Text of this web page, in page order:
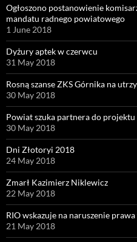
Ogłoszono postanowienie
mandatu radnego powiatowego
1 June 2018
Dyżury aptek w czerwcu
31 May 2018
Rosną szanse ZKS Górnika na
30 May 2018
Powiat szuka partnera do
30 May 2018
Dni Złotoryi 2018
24 May 2018
Zmarł Kazimierz Niklewicz
22 May 2018
RIO wskazuje na naruszenie
21 May 2018